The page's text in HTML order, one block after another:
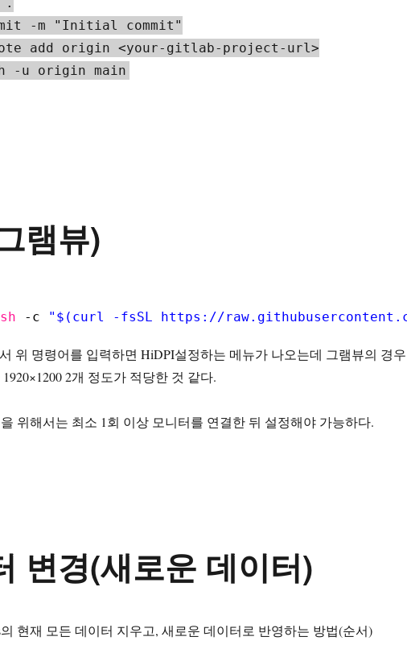
-m "Initial commit"
add origin <your-gitlab-project-url>
-u origin main
램뷰)
-c "$(curl -fsSL https://
위 명령어를 입력하면 HiDPI설정하는 메뉴가 나오는데 그램뷰의 경우
1920×1200 2개 정도가 적당한 것 같다.
위해서는 최소 1회 이상 모니터를 연결한 뒤 설정해야 가능하다.
변경(새로운 데이터)
의 현재 모든 데이터 지우고, 새로운 데이터로 반영하는 방법(순서)